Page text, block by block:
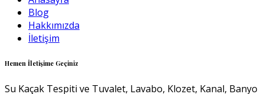
Blog
Hakkımızda
İletişim
Hemen İletişime Geçiniz
Su Kaçak Tespiti ve Tuvalet, Lavabo, Klozet, Kanal, Banyo